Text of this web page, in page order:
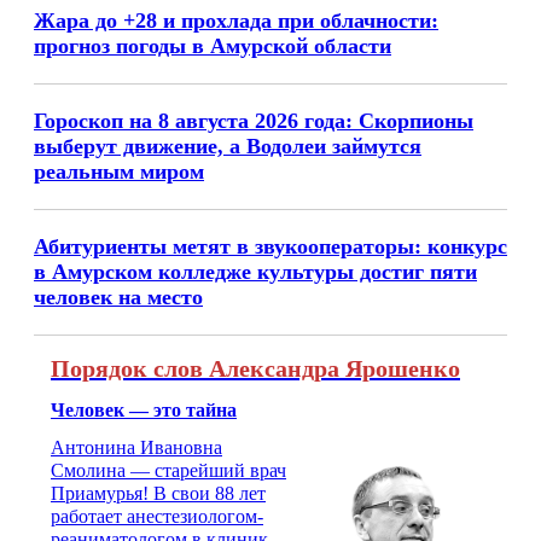
Жара до +28 и прохлада при облачности:
прогноз погоды в Амурской области
Гороскоп на 8 августа 2026 года: Скорпионы
выберут движение, а Водолеи займутся
реальным миром
Абитуриенты метят в звукооператоры: конкурс
в Амурском колледже культуры достиг пяти
человек на место
Порядок слов Александра Ярошенко
Человек — это тайна
Антонина Ивановна
Смолина — старейший врач
Приамурья! В свои 88 лет
работает анестезиологом-